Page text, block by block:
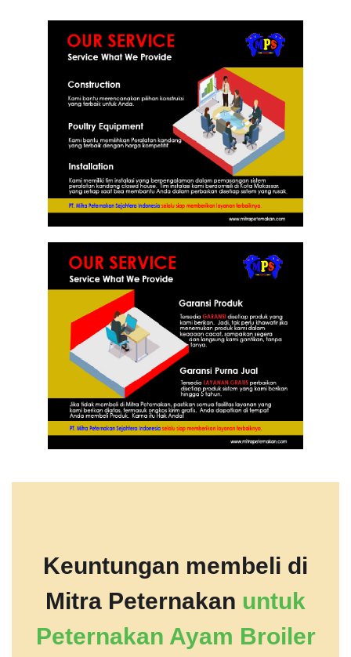
Keuntungan membeli di
Mitra Peternakan untuk
Peternakan Ayam Broiler